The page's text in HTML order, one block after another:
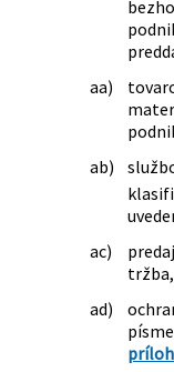
aa)
ab)
ac)
tržba,
ad)